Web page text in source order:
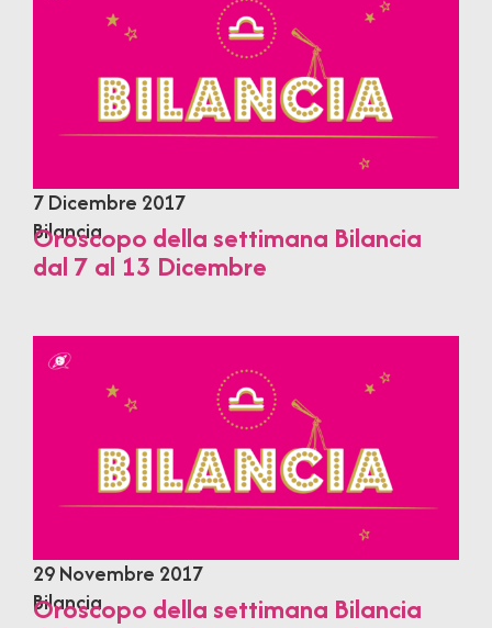
7 Dicembre 2017
Bilancia
Oroscopo della settimana Bilancia
dal 7 al 13 Dicembre
29 Novembre 2017
Bilancia
Oroscopo della settimana Bilancia